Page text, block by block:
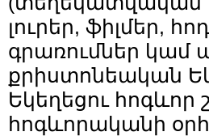
լուրեր, ֆիլմեր,
գրառումներ կամ
քրիստոնեական
Եկեղեցու հոգևոր
հոգևորականի